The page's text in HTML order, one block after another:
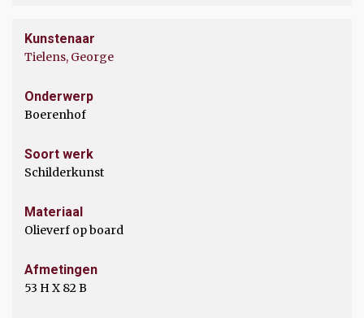
Kunstenaar
Tielens, George
Onderwerp
Boerenhof
Soort werk
Schilderkunst
Materiaal
Olieverf op board
Afmetingen
53 H X 82 B